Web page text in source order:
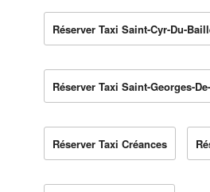
Réserver Taxi Saint-Cyr-Du-
Réserver Taxi Saint-Georges-
Réserver Taxi Créances